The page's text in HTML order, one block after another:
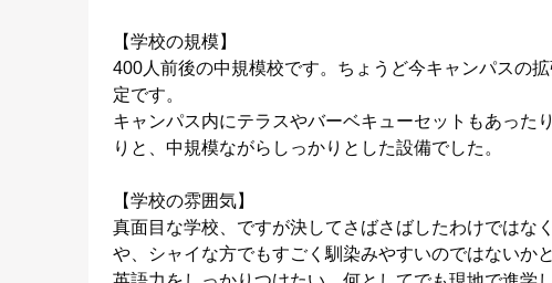
【学校の規模】
400人前後の中規模校です。ちょうど今キャンパスの
定です。
キャンパス内にテラスやバーベキューセットもあった
りと、中規模ながらしっかりとした設備でした。
【学校の雰囲気】
真面目な学校、ですが決してさばさばしたわけではな
や、シャイな方でもすごく馴染みやすいのではないか